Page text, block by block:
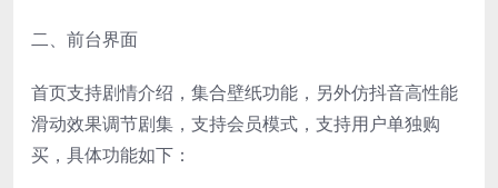
二、前台界面
首页支持剧情介绍，集合壁纸功能，另外仿抖音高性能
滑动效果调节剧集，支持会员模式，支持用户单独购
买，具体功能如下：